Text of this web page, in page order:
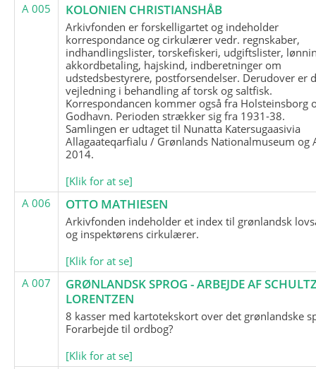
A 005
KOLONIEN CHRISTIANSHÅB
Arkivfonden er forskelligartet og indeholder
korrespondance og cirkulærer vedr. regnskaber,
indhandlingslister, torskefiskeri, udgiftslister,
akkordbetaling, hajskind, indberetninger om
udstedsbestyrere, postforsendelser. Derudover er
vejledning i behandling af torsk og saltfisk.
Korrespondancen kommer også fra Holsteinsborg
Godhavn. Perioden strækker sig fra 1931-38.
Samlingen er udtaget til Nunatta Katersugaasivia
Allagaateqarfialu / Grønlands Nationalmuseum og
2014.
[Klik for at se]
A 006
OTTO MATHIESEN
Arkivfonden indeholder et index til grønlandsk
og inspektørens cirkulærer.
[Klik for at se]
A 007
GRØNLANDSK SPROG - ARBEJDE AF
LORENTZEN
8 kasser med kartotekskort over det grønlandske
Forarbejde til ordbog?
[Klik for at se]